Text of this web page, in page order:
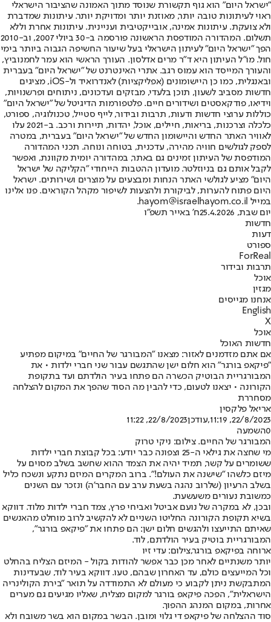
"ישראל היום" הוא גוף תקשורת שנוסד מתוך האמונה שהציבור הישראלי
ראוי לעיתונות טובה יותר, מאוזנת יותר ומדויקת יותר. עיתונות שמדברת
ולא צועקת. עיתונות אמינה, אובייקטיבית ועניינית. עיתונות אחרת וללא
תשלום. המהדורה המודפסת הראשונה פורסמה ב-30 ביולי 2007, וב-2010
הפך "ישראל היום" לעיתון הישראלי בעל שיעור החשיפה הגבוה ביותר בימי
חול. מו"ל העיתון היא ד"ר מרים אדלסון. העורך הראשי הוא עמר לחמנוביץ,
והעורך המייסד הוא עמוס רגב. אתרי האינטרנט של "ישראל היום" בעברית
ובאנגלית, כמו כן היישומונים (אפליקציות) לאנדרואיד ול-iOS, מציגים
חדשות מסביב לשעון, תוכן בלעדי, מבזקים ועדכונים, ניתוחים ופרשנויות,
וידיאו, פודקאסטים ושידורים חיים. פלטפורמות הדיגיטל של "ישראל היום"
כוללות ערוצי חדשות ודעות, תרבות ובידור, לייף סטייל, טכנולוגיה, ספורט,
כלכלה וצרכנות, בריאות, חיילים, אוכל, יהדות, תיירות ורכב. ב-2021 עלו
לאוויר האתר החדש והיישומון החדש של "ישראל היום" בעברית, במטרה
לספק לגולשים חוויה מהירה, עדכנית, בטוחה ונוחה. תכני המהדורה
המודפסת של העיתון זמינים גם באתר, במהדורה יומית מקוונת, ואפשר
לקבל אותם גם בניוזלטר. מועדון ההטבות הייחודי "הקליקה של ישראל
היום" מציע לגולשי האתר הנחות ומבצעים על מוצרים ושירותים. ישראל
היום פתוח להערות, לביקורת ולהצעות לשיפור מקהל הקוראים. פנו אלינו
במייל hayom@israelhayom.co.il.
יום שבת, 25.4.2026
ח' באייר תשפ"ו
חדשות
דעות
ספורט
ForReal
תרבות ובידור
אוכל
מגזין
אנחנו מגייסים
English
X
אוכל
חדשות האוכל
אם אתם מזדמנים לאזור: מצאנו "המבורגר של החיים" במיקום מפתיע
"פיקאפ בורגר" הוא חלום ישן שהתגשם עבור שני חברי ילדות • את
המבורגריית הבוטיק הכשרה הם פתחו בעיר הולדתם ועד בתקופת
הקורונה • יצאנו לטעום, כדי להבין מה הסוד שהפך את המקום להצלחה
מסחררת
אריאל פלקסין
22/8/2023, 11:19
,עודכן22/8/2023, 11:22
0השמעה
המבורגר של החיים. צילום: ניקי טרוק
מי שחצה את גילאי ה-25 וצפונה כבר יודע: בכל קבוצת חברי ילדות
ששומרים על קשר, תמיד יהיה את הצמד ההוא שחשב בשלב מסוים על
מיזם כלשהו "שישנה את העולם!". ברוב המקרים המיזם נתקע ונשכח כליל
בשלב הרעיון (שלרוב נהגה בשעת ערב עם החבר'ה) ונזכר עם השנים
כמשובת נעורים משעשעת.
ובכן, לא במקרה של נועם אביטל ואביחי פרץ, צמד חברי ילדות מלוד. דווקא
בשיא תקופת הקורונה החליטו השניים לא להקשיב לרוב מוחלט מהאנשים
שאיתם התייעצו ולהגשים חלום ישן: הם פתחו את "פיקאפ בורגר",
המבורגריית בוטיק בעיר הולדתם, לוד.
ארוחה בפיקאפ בורגר,צילום: עדי זיו
יותר משנתיים לאחר מכן כבר אפשר להודות בקול - המיזם הצליח בהחלט
וכל המייעצים כולם, עד האחרון שבהם, טעו. דווקא בעיר לוד, שבעדינות
המתבקשת ניתן לקבוע כי מעולם לא התמודדה על תואר "בירת הקולינריה
הישראלית", הפכה פיקאפ בורגר למקום מצליח, שאליו מגיעים גם מערים
אחרות, במקום המנהג ההפוך.
סוד ההצלחה של פיקאפ די גלוי ומובן. הבשר במקום הוא בשר משובח ולא